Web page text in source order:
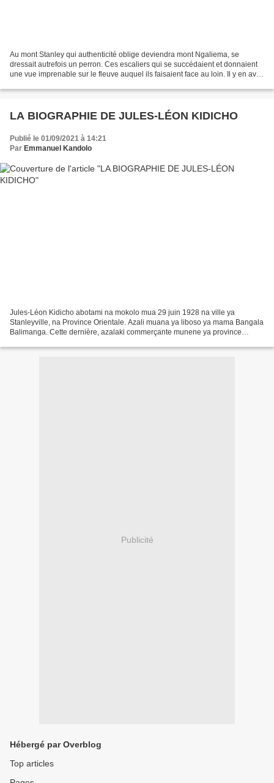
Au mont Stanley qui authenticité oblige deviendra mont Ngaliema, se
dressait autrefois un perron. Ces escaliers qui se succédaient et donnaient
une vue imprenable sur le fleuve auquel ils faisaient face au loin. Il y en avait
LA BIOGRAPHIE DE JULES-LÉON KIDICHO
Publié le 01/09/2021 à 14:21
Par Emmanuel Kandolo
Jules-Léon Kidicho abotami na mokolo mua 29 juin 1928 na ville ya
Stanleyville, na Province Orientale. Azali muana ya liboso ya mama Bangala
Balimanga. Cette dernière, azalaki commerçante munene ya province
Publicité
Hébergé par Overblog
Top articles